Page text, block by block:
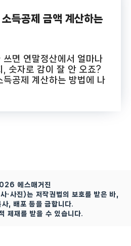
득공제 금액 계산하는
쓰면 연말정산에서 얼마나
, 숫자로 감이 잘 안 오죠?
득공제 계산하는 방법에 나
에스매거진
·사진)는 저작권법의 보호를 받은 바,
, 배포 등을 금합니다.
제재를 받을 수 있습니다.